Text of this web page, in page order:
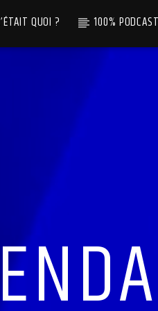
QUOI ? 100%